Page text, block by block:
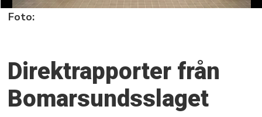
Foto:
Direktrapporter från
Bomarsundsslaget